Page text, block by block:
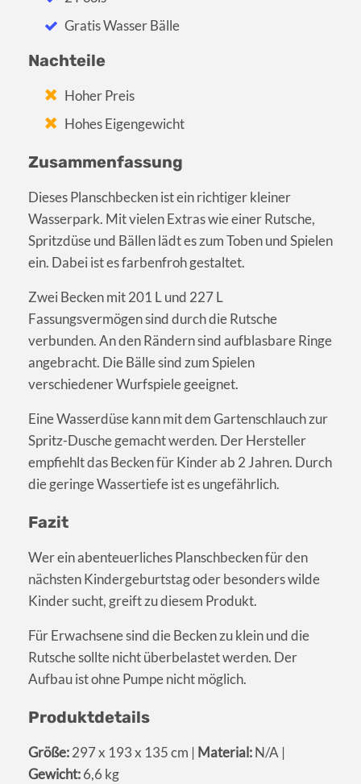
Gratis Wasser Bälle
Nachteile
Hoher Preis
Hohes Eigengewicht
Zusammenfassung
Dieses Planschbecken ist ein richtiger kleiner
Wasserpark. Mit vielen Extras wie einer Rutsche,
Spritzdüse und Bällen lädt es zum Toben und Spielen
ein. Dabei ist es farbenfroh gestaltet.
Zwei Becken mit 201 L und 227 L
Fassungsvermögen sind durch die Rutsche
verbunden. An den Rändern sind aufblasbare Ringe
angebracht. Die Bälle sind zum Spielen
verschiedener Wurfspiele geeignet.
Eine Wasserdüse kann mit dem Gartenschlauch zur
Spritz-Dusche gemacht werden. Der Hersteller
empfiehlt das Becken für Kinder ab 2 Jahren. Durch
die geringe Wassertiefe ist es ungefährlich.
Fazit
Wer ein abenteuerliches Planschbecken für den
nächsten Kindergeburtstag oder besonders wilde
Kinder sucht, greift zu diesem Produkt.
Für Erwachsene sind die Becken zu klein und die
Rutsche sollte nicht überbelastet werden. Der
Aufbau ist ohne Pumpe nicht möglich.
Produktdetails
Größe:297 x 193 x 135 cm | Material:N/A |
Gewicht:6,6 kg